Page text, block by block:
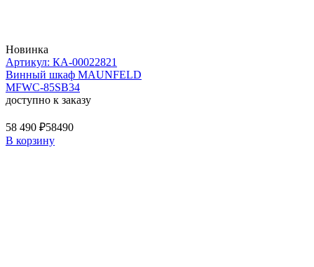
Новинка
Артикул: КА-00022821
Винный шкаф MAUNFELD
MFWC-85SB34
доступно к заказу
58 490 ₽58490
В корзину